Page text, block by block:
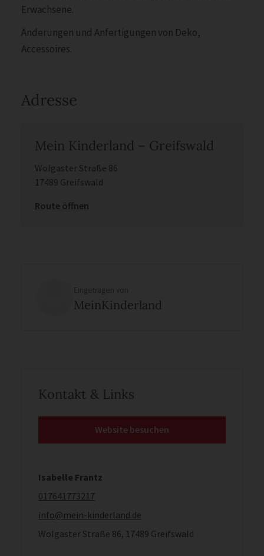
Erwachsene.
Änderungen und Anfertigungen von Deko,
Accessoires.
Adresse
Mein Kinderland – Greifswald
Wolgaster Straße 86
17489 Greifswald
Route öffnen
MeinKinderland
Kontakt & Links
Website besuchen
Isabelle Frantz
017641773217
info@mein-kinderland.de
Wolgaster Straße 86, 17489 Greifswald